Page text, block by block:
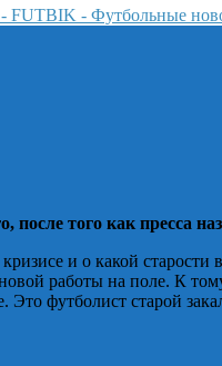
того как пресса
и о какой
работы на поле. К
футболист старой